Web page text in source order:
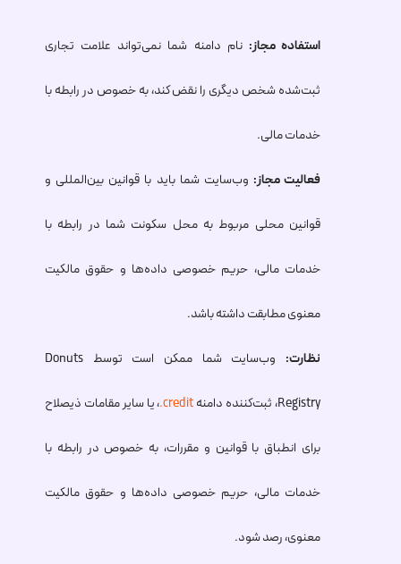
استفاده مجاز: نام دامنه شما نمی‌تواند علامت تجاری
ثبت‌شده شخص دیگری را نقض کند، به خصوص در رابطه با
خدمات مالی.
فعالیت مجاز: وب‌سایت شما باید با قوانین بین‌المللی و
قوانین محلی مربوط به محل سکونت شما در رابطه با
خدمات مالی، حریم خصوصی داده‌ها و حقوق مالکیت
معنوی مطابقت داشته باشد.
نظارت: وب‌سایت شما ممکن است توسط Donuts
Registry، ثبت‌کننده دامنه .credit، یا سایر مقامات ذیصلاح
برای انطباق با قوانین و مقررات، به خصوص در رابطه با
خدمات مالی، حریم خصوصی داده‌ها و حقوق مالکیت
معنوی، رصد شود.